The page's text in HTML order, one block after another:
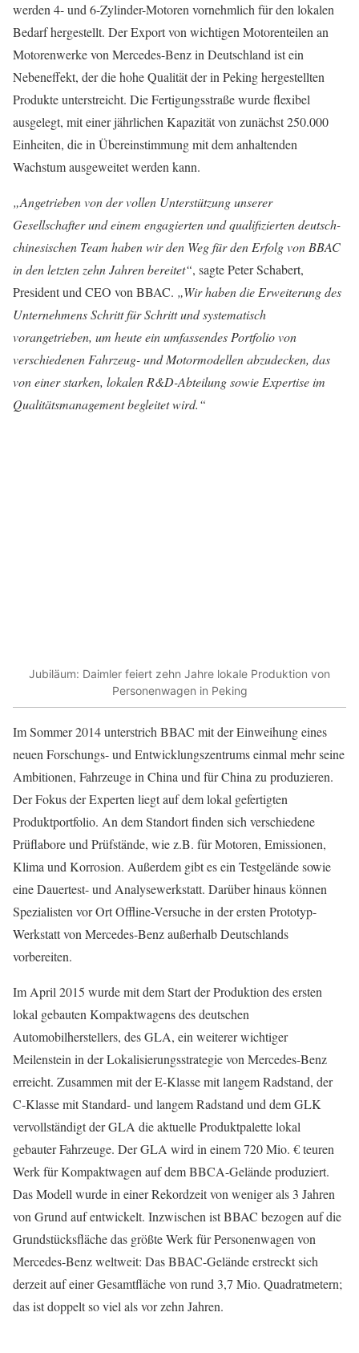
werden 4- und 6-Zylinder-Motoren vornehmlich für den lokalen
Bedarf hergestellt. Der Export von wichtigen Motorenteilen an
Motorenwerke von Mercedes-Benz in Deutschland ist ein
Nebeneffekt, der die hohe Qualität der in Peking hergestellten
Produkte unterstreicht. Die Fertigungsstraße wurde flexibel
ausgelegt, mit einer jährlichen Kapazität von zunächst 250.000
Einheiten, die in Übereinstimmung mit dem anhaltenden
Wachstum ausgeweitet werden kann.
„Angetrieben von der vollen Unterstützung unserer
Gesellschafter und einem engagierten und qualifizierten deutsch-
chinesischen Team haben wir den Weg für den Erfolg von BBAC
in den letzten zehn Jahren bereitet“, sagte Peter Schabert,
President und CEO von BBAC. „Wir haben die Erweiterung des
Unternehmens Schritt für Schritt und systematisch
vorangetrieben, um heute ein umfassendes Portfolio von
verschiedenen Fahrzeug- und Motormodellen abzudecken, das
von einer starken, lokalen R&D-Abteilung sowie Expertise im
Qualitätsmanagement begleitet wird.“
Jubiläum: Daimler feiert zehn Jahre lokale Produktion von
Personenwagen in Peking
Im Sommer 2014 unterstrich BBAC mit der Einweihung eines
neuen Forschungs- und Entwicklungszentrums einmal mehr seine
Ambitionen, Fahrzeuge in China und für China zu produzieren.
Der Fokus der Experten liegt auf dem lokal gefertigten
Produktportfolio. An dem Standort finden sich verschiedene
Prüflabore und Prüfstände, wie z.B. für Motoren, Emissionen,
Klima und Korrosion. Außerdem gibt es ein Testgelände sowie
eine Dauertest- und Analysewerkstatt. Darüber hinaus können
Spezialisten vor Ort Offline-Versuche in der ersten Prototyp-
Werkstatt von Mercedes-Benz außerhalb Deutschlands
vorbereiten.
Im April 2015 wurde mit dem Start der Produktion des ersten
lokal gebauten Kompaktwagens des deutschen
Automobilherstellers, des GLA, ein weiterer wichtiger
Meilenstein in der Lokalisierungsstrategie von Mercedes-Benz
erreicht. Zusammen mit der E-Klasse mit langem Radstand, der
C-Klasse mit Standard- und langem Radstand und dem GLK
vervollständigt der GLA die aktuelle Produktpalette lokal
gebauter Fahrzeuge. Der GLA wird in einem 720 Mio. € teuren
Werk für Kompaktwagen auf dem BBCA-Gelände produziert.
Das Modell wurde in einer Rekordzeit von weniger als 3 Jahren
von Grund auf entwickelt. Inzwischen ist BBAC bezogen auf die
Grundstücksfläche das größte Werk für Personenwagen von
Mercedes-Benz weltweit: Das BBAC-Gelände erstreckt sich
derzeit auf einer Gesamtfläche von rund 3,7 Mio. Quadratmetern;
das ist doppelt so viel als vor zehn Jahren.